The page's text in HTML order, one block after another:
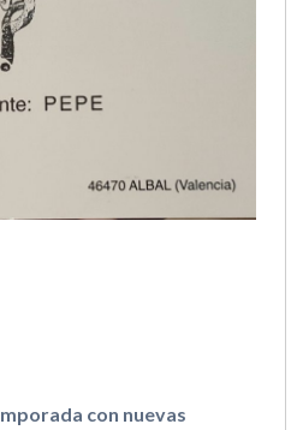
con nuevas